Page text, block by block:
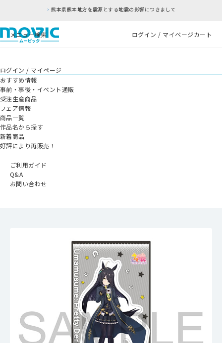
熊本県熊本地方を震源とする地震の影響につきまして
メニュー検索 ログイン / マイページカート
ログイン / マイページ
おすすめ情報
事前・事後・イベント通販
受注生産商品
フェア情報
商品一覧
作品名から探す
新着商品
好評により再販売！
ご利用ガイド
Q&A
お問い合わせ